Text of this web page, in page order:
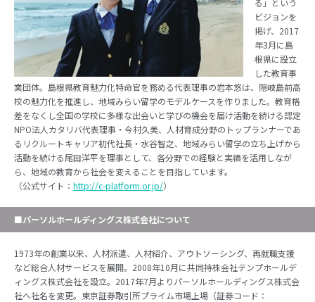
ビジョンを
掲げ、2017
年3月に島
根県に設立
した教育事
業団体。島根県教育魅力化特命官を務める代表理事の岩本悠は、隠岐島前高
校の魅力化を推進し、地域みらい留学のモデルケースを作りました。教育格
差をなくし全国の学校に多様な出会いと学びの機会を届け活動を続ける認定
NPO法人カタリバ代表理事・今村久美、人材育成分野のトップランナーであ
るリクルートキャリア初代社長・水谷智之、地域みらい留学の立ち上げから
活動を続ける尾田洋平を理事として、各分野での経験と実績を活用しなが
ら、地域の教育から社会を変えることを目指しています。
（公式サイト： http://c-platform.or.jp/）
■パーソルホールディングス株式会社について
1973年の創業以来、人材派遣、人材紹介、アウトソーシング、再就職支援
など総合人材サービスを展開。2008年10月に共同持株会社テンプホールデ
ィングス株式会社を設立。2017年7月よりパーソルホールディングス株式会
社へ社名を変更。東京証券取引所プライム市場上場（証券コード：